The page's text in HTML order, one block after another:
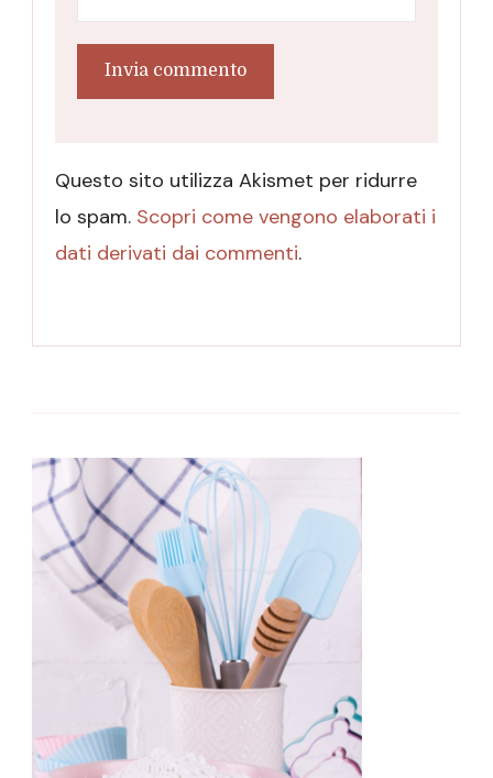
Questo sito utilizza Akismet per ridurre
lo spam. Scopri come vengono elaborati i
dati derivati dai commenti.